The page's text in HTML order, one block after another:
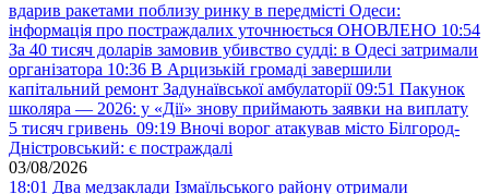
вдарив ракетами поблизу ринку в передмісті Одеси:
інформація про постраждалих уточнюється ОНОВЛЕНО 10:54
За 40 тисяч доларів замовив убивство судді: в Одесі затримали
організатора 10:36 В Арцизькій громаді завершили
капітальний ремонт Задунаївської амбулаторії 09:51 Пакунок
школяра — 2026: у «Дії» знову приймають заявки на виплату
5 тисяч гривень 09:19 Вночі ворог атакував місто Білгород-
Дністровський: є постраждалі
03/08/2026
18:01 Два медзаклади Ізмаїльського району отримали